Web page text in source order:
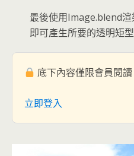
最後使用Image.blend
即可產生所要的透明矩型
底下內容僅限會員閱讀
立即登入